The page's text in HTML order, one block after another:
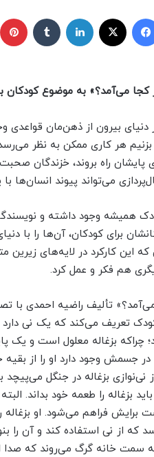
می‌آمد؟» به موضوع کودکان
دنیای بیرون از ذهن‌مان قواعدی
هر کاری ممکن به نظر
پایشان راه بروند، خزندگان
می‌تواند پیوند انسان‌ها
همیشه وجود داشته و
برای کودکان، آن‌ها را با
این کارکرد در لایه‌های زیرین
هم فکر و عمل کرد.
تألیف راضیه احمدی با
کودک تعریف می‌کند که یک نی
چراکه بزغاله معلول است و
جسمش وجود دارد او را از بقیه
نی‌نوازی بزغاله در جنگل
بزغاله را طعمه خود بداند.
برایش فراهم می‌شود. او بزغاله
از نی استفاده کند و آن را
سمت خانه گرگ می‌روند که صدا